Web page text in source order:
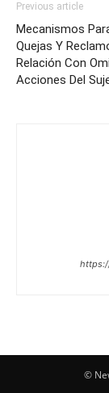
Previous article
Mecanismos
Quejas Y
Relación Con
Acciones Del
©